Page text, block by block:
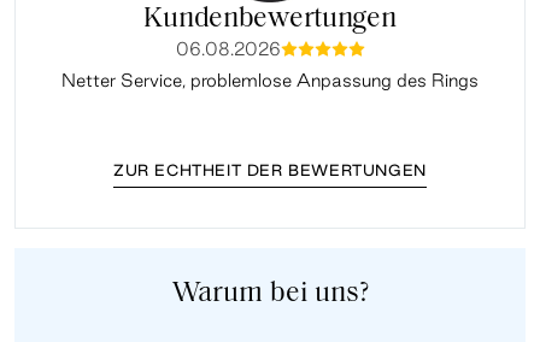
Kundenbewertungen
06.08.2026mmmmm
Netter Service, problemlose Anpassung des Rings
ZUR ECHTHEIT DER BEWERTUNGEN
Warum bei uns?